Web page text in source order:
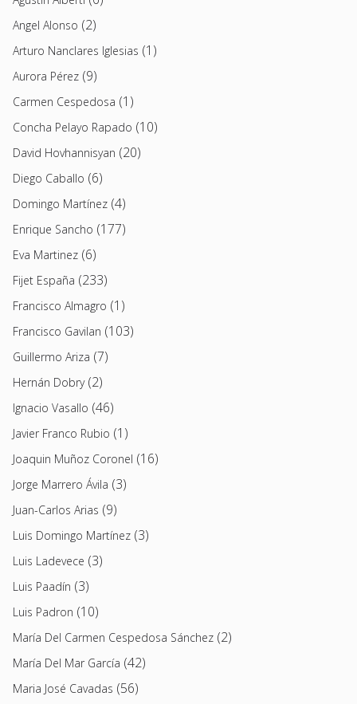
Angel Alonso (2)
Arturo Nanclares Iglesias (1)
Aurora Pérez (9)
Carmen Cespedosa (1)
Concha Pelayo Rapado (10)
David Hovhannisyan (20)
Diego Caballo (6)
Domingo Martínez (4)
Enrique Sancho (177)
Eva Martinez (6)
Fijet España (233)
Francisco Almagro (1)
Francisco Gavilan (103)
Guillermo Ariza (7)
Hernán Dobry(2)
Ignacio Vasallo (46)
Javier Franco Rubio (1)
Joaquin Muñoz Coronel (16)
Jorge Marrero Ávila (3)
Juan-Carlos Arias (9)
Luis Domingo Martínez (3)
Luis Ladevece (3)
Luis Paadín (3)
Luis Padron (10)
María Del Carmen Cespedosa Sánchez (2)
María Del Mar García (42)
Maria José Cavadas (56)